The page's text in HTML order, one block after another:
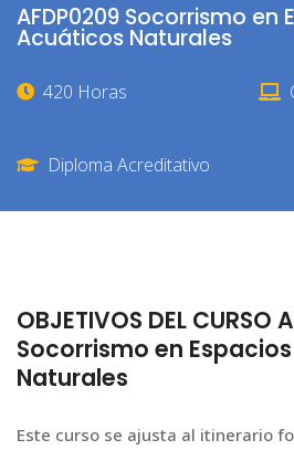
AFDP0209 Socorrismo en
Acuáticos Naturales
420 Horas
Diploma Acreditativo
OBJETIVOS DEL CURSO
Socorrismo en
Naturales
Este curso se ajusta al itinerario